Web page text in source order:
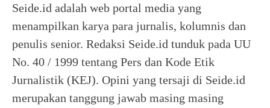
Seide.id adalah web portal media yang
menampilkan karya para jurnalis, kolumnis dan
penulis senior. Redaksi Seide.id tunduk pada UU
No. 40 / 1999 tentang Pers dan Kode Etik
Jurnalistik (KEJ). Opini yang tersaji di Seide.id
merupakan tanggung jawab masing masing